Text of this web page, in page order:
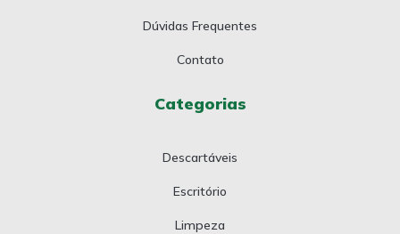
Dúvidas Frequentes
Contato
Categorias
Descartáveis
Escritório
Limpeza